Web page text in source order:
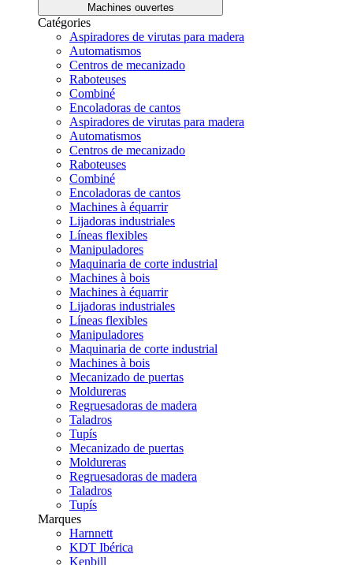
Machines ouvertes
Catégories
Aspiradores de virutas para madera
Automatismos
Centros de mecanizado
Raboteuses
Combiné
Encoladoras de cantos
Aspiradores de virutas para madera
Automatismos
Centros de mecanizado
Raboteuses
Combiné
Encoladoras de cantos
Machines à équarrir
Lijadoras industriales
Líneas flexibles
Manipuladores
Maquinaria de corte industrial
Machines à bois
Machines à équarrir
Lijadoras industriales
Líneas flexibles
Manipuladores
Maquinaria de corte industrial
Machines à bois
Mecanizado de puertas
Moldureras
Regruesadoras de madera
Taladros
Tupís
Mecanizado de puertas
Moldureras
Regruesadoras de madera
Taladros
Tupís
Marques
Harnnett
KDT Ibérica
Kenbill